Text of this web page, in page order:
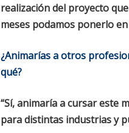
realización del proyecto
meses podamos ponerlo en
¿Animarías a otros
qué?
“Sí, animaría a cursar este
para distintas industrias y